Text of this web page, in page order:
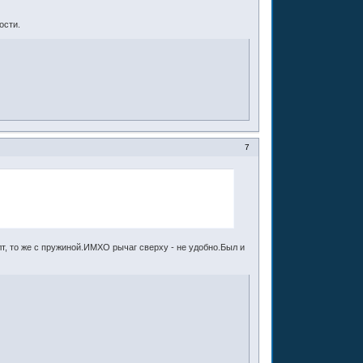
7
то же с пружиной.ИМХО рычаг сверху - не удобно.Был и